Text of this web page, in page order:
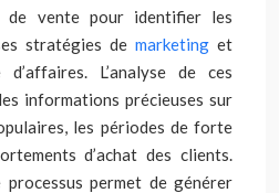
de vente pour identifier les
stratégies de marketing et
L’analyse de ces
informations précieuses sur
les périodes de forte
d’achat des clients.
processus permet de générer